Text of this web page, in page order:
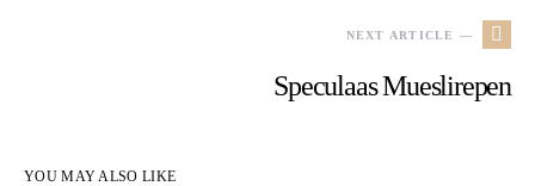
NEXT ARTICLE —
Speculaas Mueslirepen
YOU MAY ALSO LIKE